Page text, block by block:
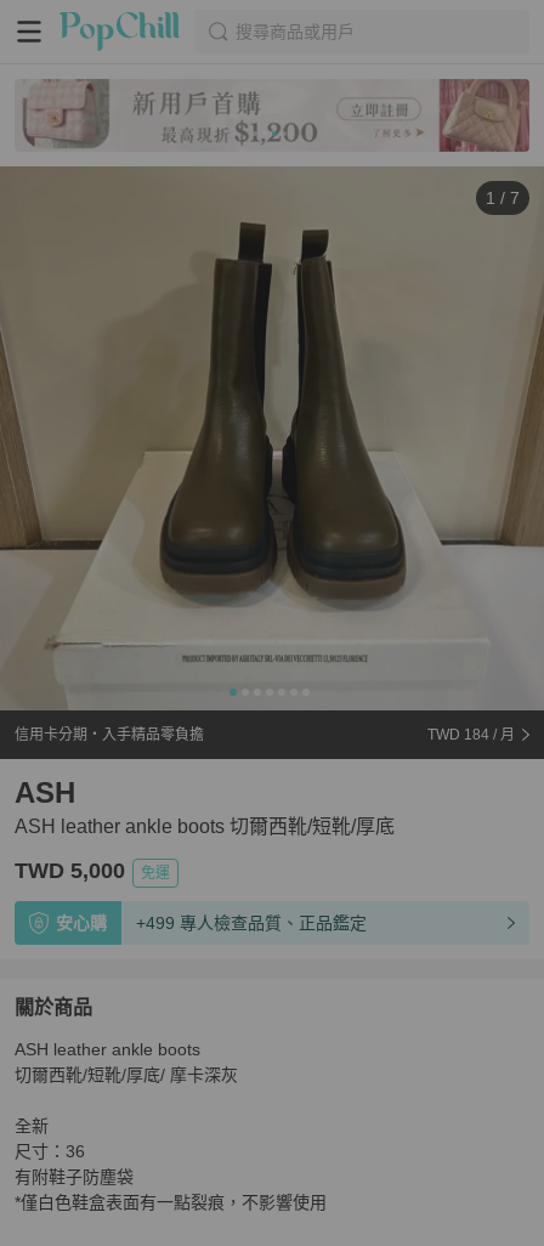
搜尋商品或用戶
1 / 7
信用卡分期・入手精品零負擔 TWD 184 / 月
ASH leather ankle boots 切爾西靴/短靴/厚底
ASH
TWD 5,000 免運
安心購 +499 專人檢查品質、正品鑑定
關於商品
關於 ASH leather ankle boots 切爾西靴/短靴/厚底
ASH leather ankle boots
切爾西靴/短靴/厚底/ 摩卡深灰
全新
尺寸：36
有附鞋子防塵袋
*僅白色鞋盒表面有一點裂痕，不影響使用